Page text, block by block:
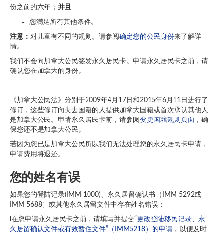
份之前的六年； 并且
您满足所有其他条件。
注意： 对儿童有不同的规则。请参阅 确定您的公民身份来了解详
情。
我们不会向加拿大公民签发永久居民卡。申请永久居民卡之前，请
确认您在加拿大的身份。
《加拿大公民法》分别于2009年4月17日和2015年6月11日进行了
修订，这些修订向失去国籍的人提供加拿大国籍或首次承认其他人
是加拿大公民。申请永久居民卡前，请参阅 变更国籍规则页面 ，确
保您还不是加拿大公民。
若因为您已是加拿大公民所以我们无法处理您的永久居民卡申请，
申请费用将退还。
您的姓名有误
如果您的登陆记录(IMM 1000)、永久居留确认书（IMM 5292或
IMM 5688）或其他永久居留文件中存在姓名错误：
l在您申请永久居民卡之前，请填写并提交“ 更改登陆移民记录、永
久居留确认文件或有效暂住文件”（IMM5218）的申请 ， 以便及时